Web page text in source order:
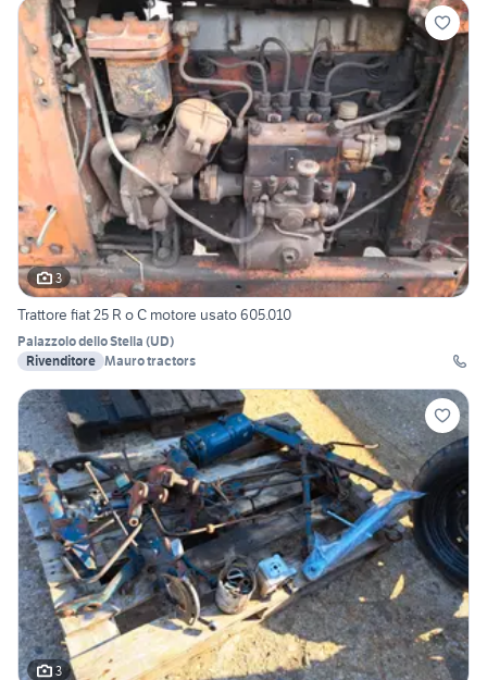
3
Trattore fiat 25 R o C motore usato 605.010
Palazzolo dello Stella (UD)
Rivenditore Mauro tractors
3